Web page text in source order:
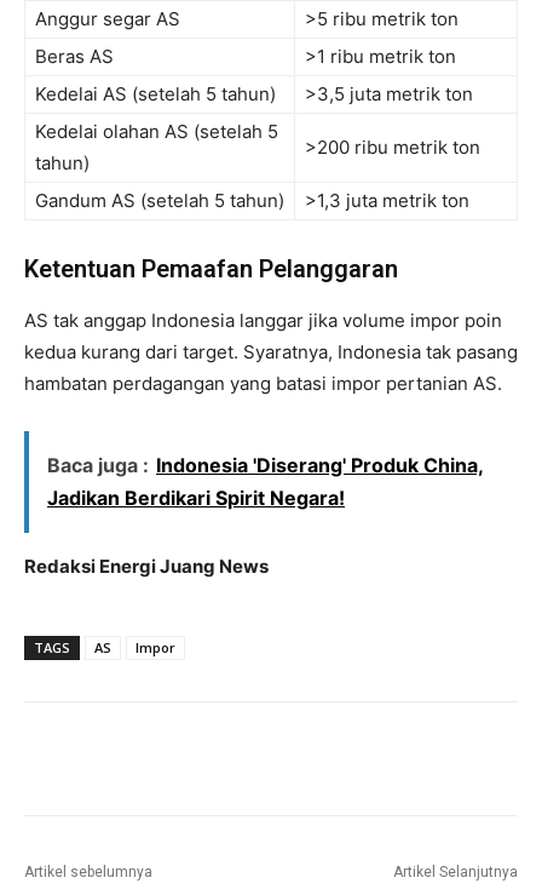
Anggur segar AS
>5 ribu metrik ton
Beras AS
>1 ribu metrik ton
Kedelai AS (setelah 5 tahun)
>3,5 juta metrik ton
Kedelai olahan AS (setelah 5
tahun)
>200 ribu metrik ton
Gandum AS (setelah 5 tahun) >1,3 juta metrik ton
Ketentuan Pemaafan Pelanggaran
AS tak anggap Indonesia langgar jika volume impor poin
kedua kurang dari target. Syaratnya, Indonesia tak pasang
hambatan perdagangan yang batasi impor pertanian AS.
Baca juga : Indonesia 'Diserang' Produk China,
Jadikan Berdikari Spirit Negara!
Redaksi Energi Juang News
TAGS AS Impor
Artikel sebelumnya Artikel Selanjutnya